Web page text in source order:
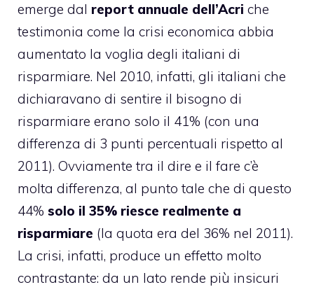
emerge dal report annuale dell’Acri che
testimonia come la crisi economica abbia
aumentato la voglia degli italiani di
risparmiare. Nel 2010, infatti, gli italiani che
dichiaravano di sentire il bisogno di
risparmiare erano solo il 41% (con una
differenza di 3 punti percentuali rispetto al
2011). Ovviamente tra il dire e il fare c’è
molta differenza, al punto tale che di questo
44% solo il 35% riesce realmente a
risparmiare (la quota era del 36% nel 2011).
La crisi, infatti, produce un effetto molto
contrastante: da un lato rende più insicuri